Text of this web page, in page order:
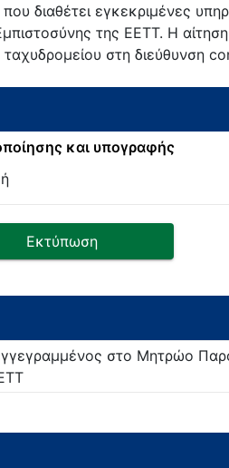
διαθέτει εγκεκριμένες
της ΕΕΤΤ. Η αίτηση
στη διεύθυνση
και υπογραφής
Εκτύπωση
στο Μητρώο